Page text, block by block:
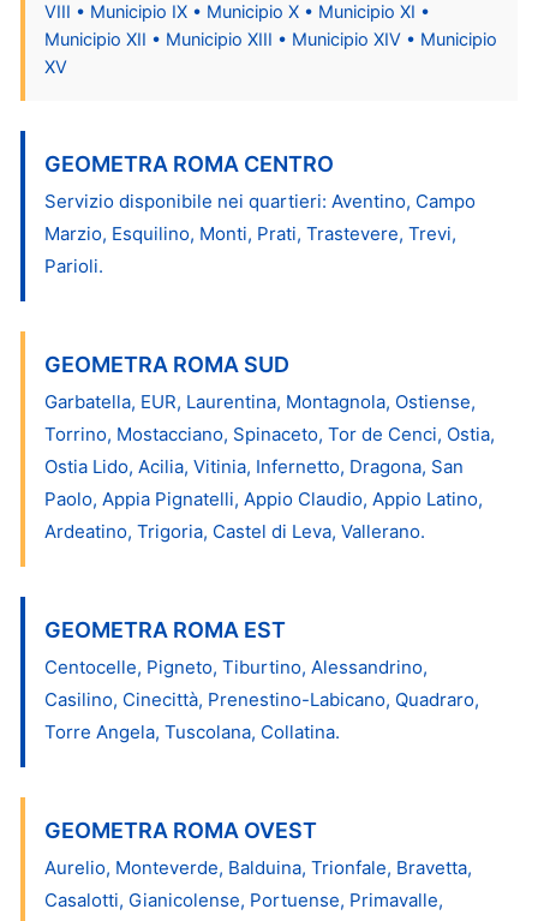
VIII • Municipio IX • Municipio X • Municipio XI •
Municipio XII • Municipio XIII • Municipio XIV • Municipio
XV
GEOMETRA ROMA CENTRO
Servizio disponibile nei quartieri: Aventino, Campo
Marzio, Esquilino, Monti, Prati, Trastevere, Trevi,
Parioli.
GEOMETRA ROMA SUD
Garbatella, EUR, Laurentina, Montagnola, Ostiense,
Torrino, Mostacciano, Spinaceto, Tor de Cenci, Ostia,
Ostia Lido, Acilia, Vitinia, Infernetto, Dragona, San
Paolo, Appia Pignatelli, Appio Claudio, Appio Latino,
Ardeatino, Trigoria, Castel di Leva, Vallerano.
GEOMETRA ROMA EST
Centocelle, Pigneto, Tiburtino, Alessandrino,
Casilino, Cinecittà, Prenestino-Labicano, Quadraro,
Torre Angela, Tuscolana, Collatina.
GEOMETRA ROMA OVEST
Aurelio, Monteverde, Balduina, Trionfale, Bravetta,
Casalotti, Gianicolense, Portuense, Primavalle,